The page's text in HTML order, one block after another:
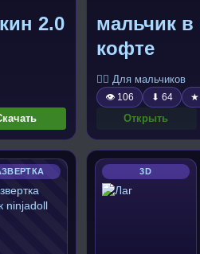
2.0
мальчик в
кофте
🧍‍♂️ Для мальчиков
👁 106 ⬇ 64
Открыть
3D